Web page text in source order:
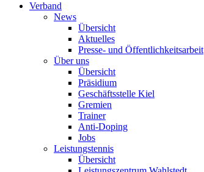
Verband
News
Übersicht
Aktuelles
Presse- und Öffentlichkeitsarbeit
Über uns
Übersicht
Präsidium
Geschäftsstelle Kiel
Gremien
Trainer
Anti-Doping
Jobs
Leistungstennis
Übersicht